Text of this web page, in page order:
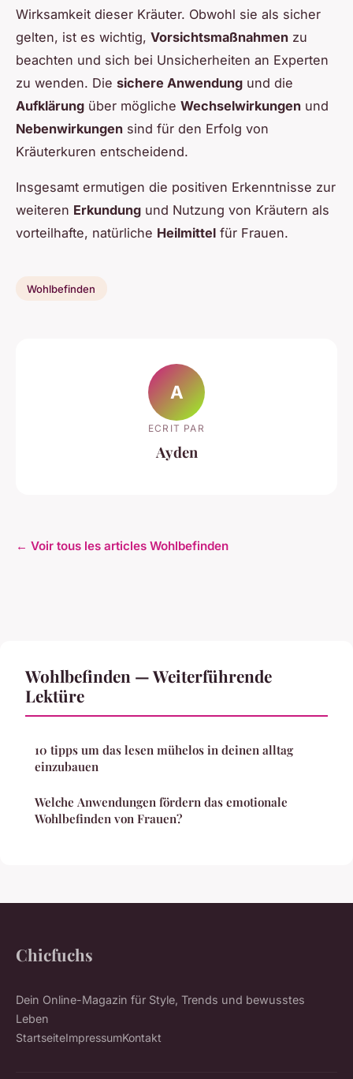
Wirksamkeit dieser Kräuter. Obwohl sie als sicher
gelten, ist es wichtig, Vorsichtsmaßnahmen zu
beachten und sich bei Unsicherheiten an Experten
zu wenden. Die sichere Anwendung und die
Aufklärung über mögliche Wechselwirkungen und
Nebenwirkungen sind für den Erfolg von
Kräuterkuren entscheidend.
Insgesamt ermutigen die positiven Erkenntnisse zur
weiteren Erkundung und Nutzung von Kräutern als
vorteilhafte, natürliche Heilmittel für Frauen.
Wohlbefinden
A
ECRIT PAR
Ayden
← Voir tous les articles Wohlbefinden
Wohlbefinden — Weiterführende
Lektüre
10 tipps um das lesen mühelos in deinen alltag
einzubauen
Welche Anwendungen fördern das emotionale
Wohlbefinden von Frauen?
Chicfuchs
Dein Online-Magazin für Style, Trends und bewusstes
Leben
StartseiteImpressumKontakt